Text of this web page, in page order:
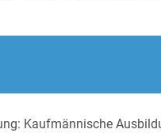
Kaufmännische